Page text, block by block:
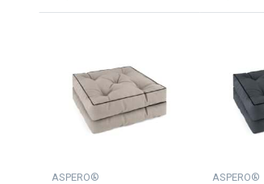
ASPERO® ASPERO®